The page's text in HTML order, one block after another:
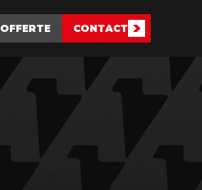
OFFERTE CONTACT